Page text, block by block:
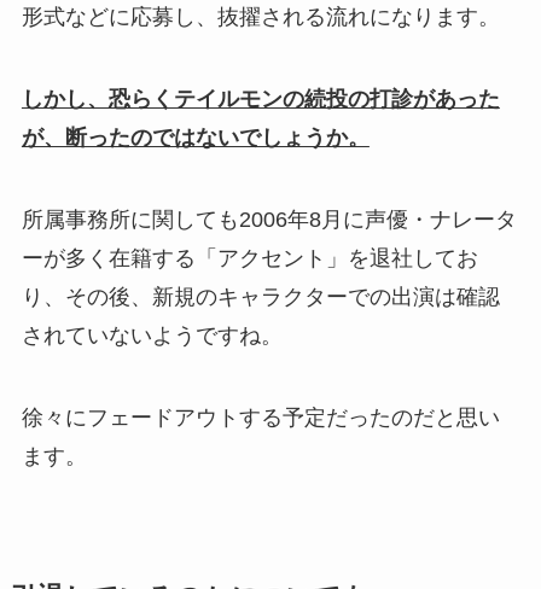
形式などに応募し、抜擢される流れになります。
しかし、恐らくテイルモンの続投の打診があった
が、断ったのではないでしょうか。
所属事務所に関しても2006年8月に声優・ナレータ
ーが多く在籍する「アクセント」を退社してお
り、その後、新規のキャラクターでの出演は確認
されていないようですね。
徐々にフェードアウトする予定だったのだと思い
ます。